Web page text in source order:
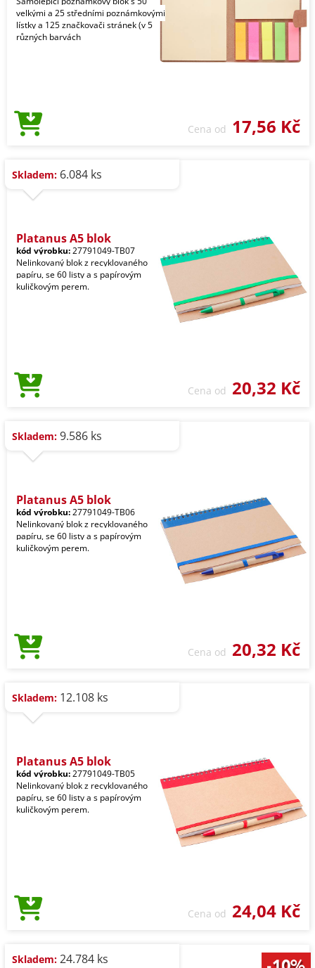
velkými a 25 středními poznámkovými
lístky a 125 značkovači stránek (v 5
různých barvách
Cena od 17,56 Kč
Skladem: 6.084 ks
Platanus A5 blok
kód výrobku:27791049-TB07
Nelinkovaný blok z recyklovaného
papíru, se 60 listy a s papírovým
kuličkovým perem.
Cena od 20,32 Kč
Skladem: 9.586 ks
Platanus A5 blok
kód výrobku:27791049-TB06
Nelinkovaný blok z recyklovaného
papíru, se 60 listy a s papírovým
kuličkovým perem.
Cena od 20,32 Kč
Skladem: 12.108 ks
Platanus A5 blok
kód výrobku:27791049-TB05
Nelinkovaný blok z recyklovaného
papíru, se 60 listy a s papírovým
kuličkovým perem.
Cena od 24,04 Kč
Skladem: 24.784 ks